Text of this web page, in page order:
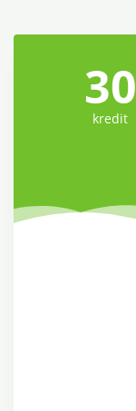
30
kredit